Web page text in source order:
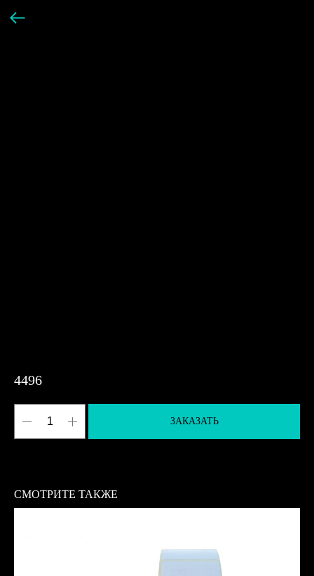
4496
ЗАКАЗАТЬ
СМОТРИТЕ ТАКЖЕ